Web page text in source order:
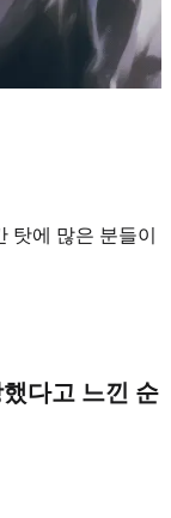
탓에 많은 분들이
다고 느낀 순